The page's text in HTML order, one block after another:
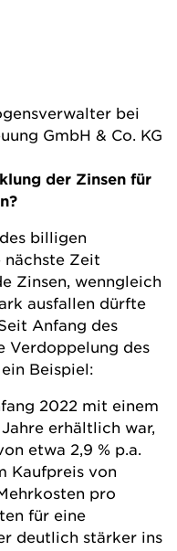
bei
GmbH & Co. KG
der Zinsen für
billigen
nächste Zeit
Zinsen, wenngleich
ausfallen dürfte
Anfang des
Verdoppelung des
Beispiel:
2022 mit einem
Jahre erhältlich war,
etwa 2,9 % p.a.
Kaufpreis von
pro
für eine
deutlich stärker ins